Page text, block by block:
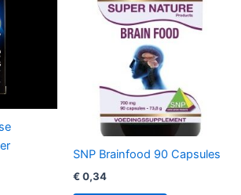
SNP Brainfood 90 Capsules
€ 0,34